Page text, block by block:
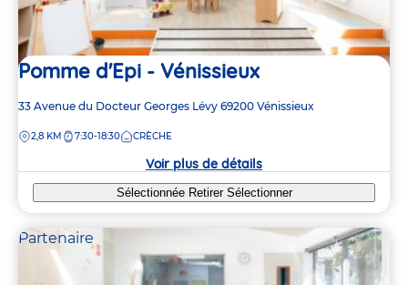
Pomme d'Epi - Vénissieux
Adresse
la
33 Avenue du Docteur Georges Lévy 69200 Vénissieux
DISTANCE
2,8 KM 7:30-18:30 CRÈCHE
Voir plus de détails
Sélectionnée Retirer Sélectionner
Partenaire